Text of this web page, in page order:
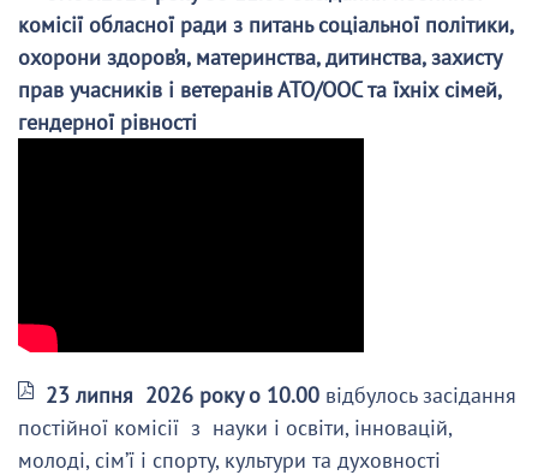
комісії обласної ради з питань соціальної політики,
охорони здоров’я, материнства, дитинства, захисту
прав учасників і ветеранів АТО/ООС та їхніх сімей,
гендерної рівності
23 липня 2026 року о 10.00 відбулось засідання
постійної комісії з науки і освіти, інновацій,
молоді, сім’ї і спорту, культури та духовності